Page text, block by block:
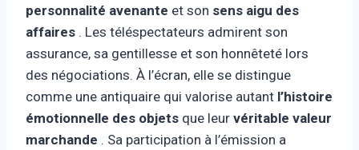
personnalité avenante et son sens aigu des
affaires . Les téléspectateurs admirent son
assurance, sa gentillesse et son honnêteté lors
des négociations. À l’écran, elle se distingue
comme une antiquaire qui valorise autant l’histoire
émotionnelle des objets que leur véritable valeur
marchande . Sa participation à l’émission a